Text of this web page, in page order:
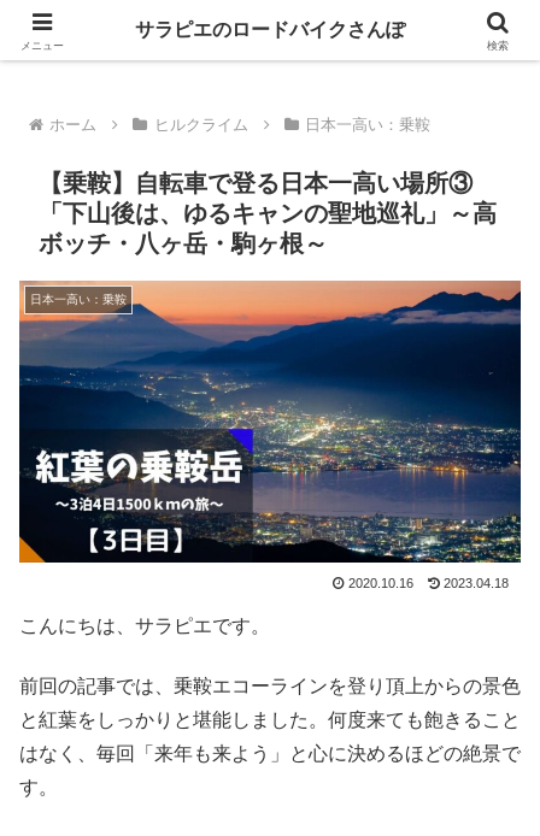
GIANT乗りが自転車パーツのレビューとロングライドの魅力を語るブログ
ホーム ヒルクライム 日本一高い：乗鞍
【乗鞍】自転車で登る日本一高い場所③
「下山後は、ゆるキャンの聖地巡礼」～高
ボッチ・八ヶ岳・駒ヶ根～
日本一高い：乗鞍
2020.10.16 2023.04.18
こんにちは、サラピエです。
前回の記事では、乗鞍エコーラインを登り頂上からの景色
と紅葉をしっかりと堪能しました。何度来ても飽きること
はなく、毎回「来年も来よう」と心に決めるほどの絶景で
す。
メニュー
サラピエのロードバイクさんぽ
検索